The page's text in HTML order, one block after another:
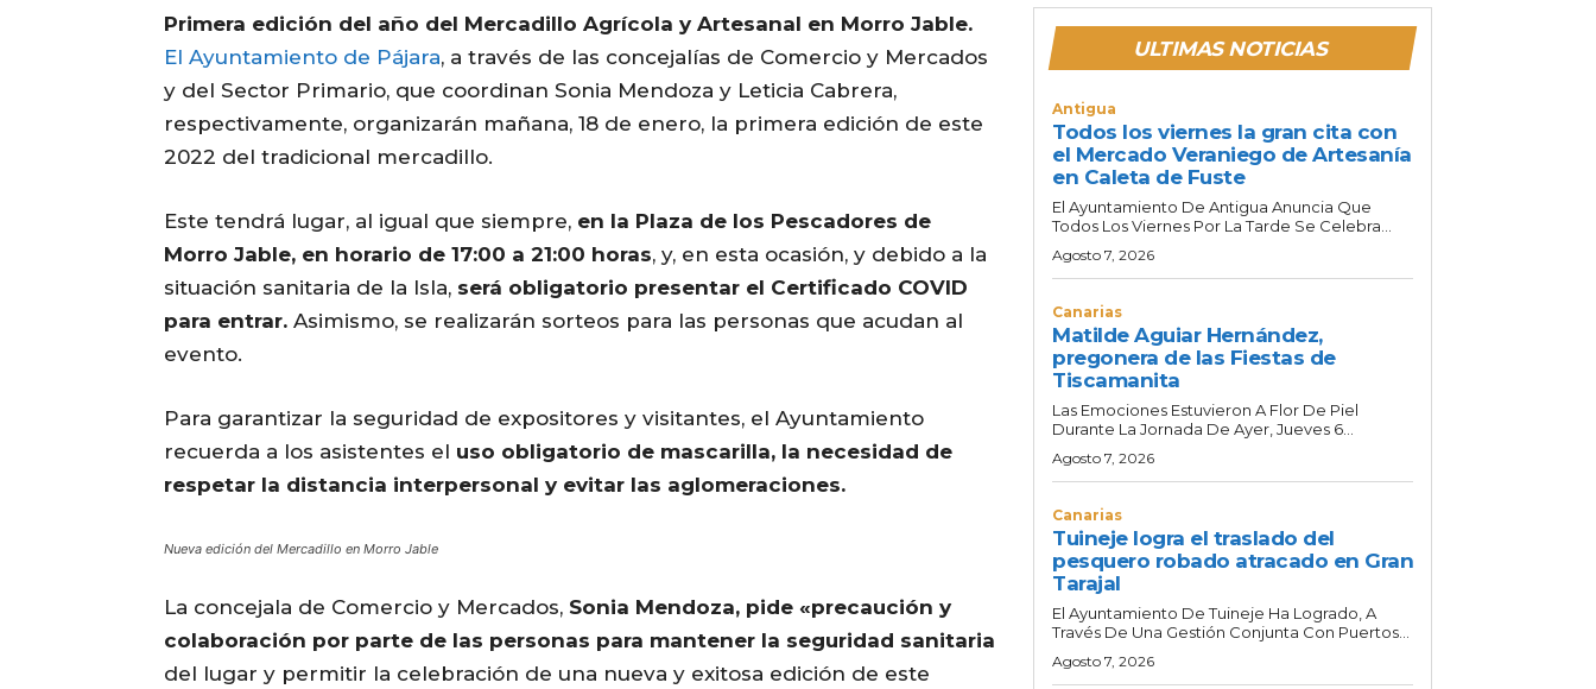
Primera edición del año del Mercadillo Agrícola y Artesanal en Morro Jable.
El Ayuntamiento de Pájara, a través de las concejalías de Comercio y Mercados
y del Sector Primario, que coordinan Sonia Mendoza y Leticia Cabrera,
respectivamente, organizarán mañana, 18 de enero, la primera edición de este
2022 del tradicional mercadillo.
Este tendrá lugar, al igual que siempre, en la Plaza de los Pescadores de
Morro Jable, en horario de 17:00 a 21:00 horas, y, en esta ocasión, y debido a la
situación sanitaria de la Isla, será obligatorio presentar el Certificado COVID
para entrar. Asimismo, se realizarán sorteos para las personas que acudan al
evento.
Para garantizar la seguridad de expositores y visitantes, el Ayuntamiento
recuerda a los asistentes el uso obligatorio de mascarilla, la necesidad de
respetar la distancia interpersonal y evitar las aglomeraciones.
Nueva edición del Mercadillo en Morro Jable
La concejala de Comercio y Mercados, Sonia Mendoza, pide «precaución y
colaboración por parte de las personas para mantener la seguridad sanitaria
del lugar y permitir la celebración de una nueva y exitosa edición de este
ULTIMAS NOTICIAS
Antigua
Todos los viernes la gran cita con
el Mercado Veraniego de Artesanía
en Caleta de Fuste
El Ayuntamiento De Antigua Anuncia Que
Todos Los Viernes Por La Tarde Se Celebra...
Agosto 7, 2026
Canarias
Matilde Aguiar Hernández,
pregonera de las Fiestas de
Tiscamanita
Las Emociones Estuvieron A Flor De Piel
Durante La Jornada De Ayer, Jueves 6...
Agosto 7, 2026
Canarias
Tuineje logra el traslado del
pesquero robado atracado en Gran
Tarajal
El Ayuntamiento De Tuineje Ha Logrado, A
Través De Una Gestión Conjunta Con Puertos...
Agosto 7, 2026